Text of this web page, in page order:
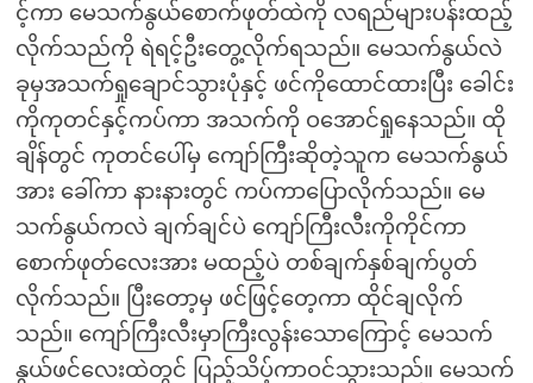
င့်ကာ မေသက်နွယ်စောက်ဖုတ်ထဲကို လရည်များပန်းထည့်
လိုက်သည်ကို ရဲရင့်ဦးတွေ့လိုက်ရသည်။ မေသက်နွယ်လဲ
ခုမှအသက်ရှုချောင်သွားပုံနှင့် ဖင်ကိုထောင်ထားပြီး ခေါင်း
ကိုကုတင်နှင့်ကပ်ကာ အသက်ကို ဝအောင်ရှုနေသည်။ ထို
ချိန်တွင် ကုတင်ပေါ်မှ ကျော်ကြီးဆိုတဲ့သူက မေသက်နွယ်
အား ခေါ်ကာ နားနားတွင် ကပ်ကာပြောလိုက်သည်။ မေ
သက်နွယ်ကလဲ ချက်ချင်ပဲ ကျော်ကြီးလီးကိုကိုင်ကာ
စောက်ဖုတ်လေးအား မထည့်ပဲ တစ်ချက်နှစ်ချက်ပွတ်
လိုက်သည်။ ပြီးတော့မှ ဖင်ဖြင့်တေ့ကာ ထိုင်ချလိုက်
သည်။ ကျော်ကြီးလီးမှာကြီးလွန်းသောကြောင့် မေသက်
နွယ်ဖင်လေးထဲတွင် ပြည့်သိပ့်ကာဝင်သွားသည်။ မေသက်